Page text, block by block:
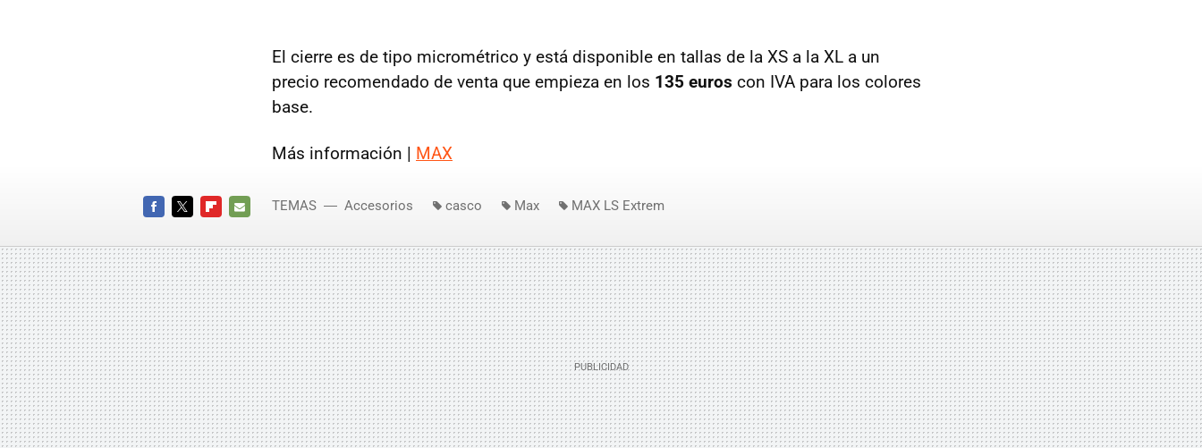
El cierre es de tipo micrométrico y está disponible en tallas de la XS a la XL a un
precio recomendado de venta que empieza en los 135 euros con IVA para los colores
base.
Más información | MAX
MAIL
TEMAS Accesorios casco Max MAX LS Extrem